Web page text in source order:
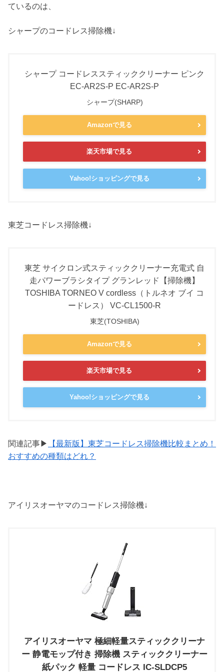
ているのは、
シャープのコードレス掃除機↓
シャープ コードレススティッククリーナー ピンク
EC-AR2S-P EC-AR2S-P
シャープ(SHARP)
Amazonで見る
楽天市場で見る
Yahoo!ショッピングで見る
東芝コードレス掃除機↓
東芝 サイクロン式スティッククリーナー充電式 自
走パワーブラシタイプ グランレッド【掃除機】
TOSHIBA TORNEO V cordless（トルネオ ブイ コ
ードレス） VC-CL1500-R
東芝(TOSHIBA)
Amazonで見る
楽天市場で見る
Yahoo!ショッピングで見る
関連記事▶
【最新版】東芝コードレス掃除機比較まとめ！
おすすめの種類はどれ？
アイリスオーヤマのコードレス掃除機↓
アイリスオーヤマ 極細軽量スティッククリーナ
ー 静電モップ付き 掃除機 スティッククリーナー
紙パック 軽量 コードレス IC-SLDCP5